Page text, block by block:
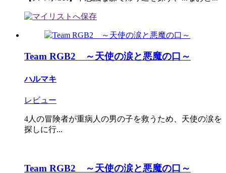
Team RGB2 ～天使の涙と悪魔の口～
ハルマキ
レビュー
4人の冒険者が重病人の男の子を救うため、天使の涙を
探しに行...
Team RGB2 ～天使の涙と悪魔の口～